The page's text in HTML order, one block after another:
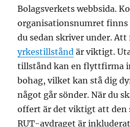
Bolagsverkets webbsida.
organisationsnumret finns
du sedan skriver under.
yrkestillstånd är viktigt.
tillstånd kan en flyttfirma
bohag, vilket kan stå dig
något går sönder. När du
offert är det viktigt att den
RUT-avdraget är